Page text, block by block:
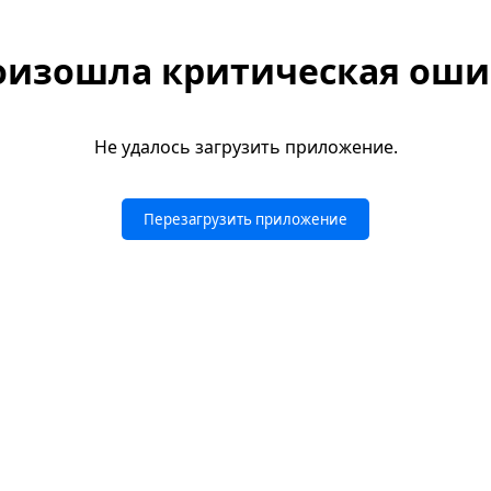
критическая
Не удалось загрузить приложение.
Перезагрузить приложение